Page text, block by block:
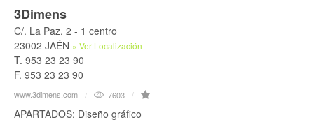
3Dimens
C/. La Paz, 2 - 1 centro
23002 JAÉN » Ver Localización
T. 953 23 23 90
F. 953 23 23 90
www.3dimens.com 7603
APARTADOS: Diseño gráfico